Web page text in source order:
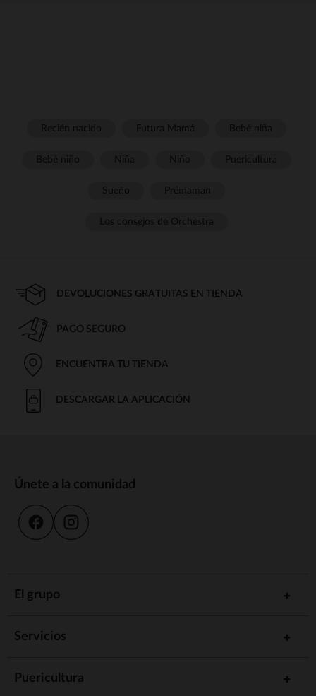
DEVOLUCIONES GRATUITAS EN TIENDA
PAGO SEGURO
ENCUENTRA TU TIENDA
DESCARGAR LA APLICACIÓN
Únete a la comunidad
El grupo
Servicios
Puericultura